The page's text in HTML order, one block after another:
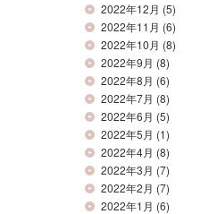
2022年12月 (5)
2022年11月 (6)
2022年10月 (8)
2022年9月 (8)
2022年8月 (6)
2022年7月 (8)
2022年6月 (5)
2022年5月 (1)
2022年4月 (8)
2022年3月 (7)
2022年2月 (7)
2022年1月 (6)